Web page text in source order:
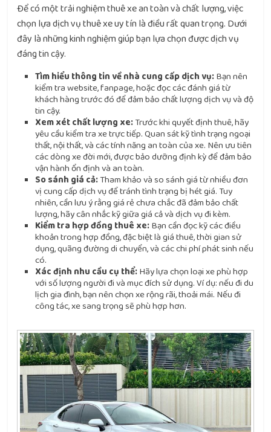
Để có một trải nghiệm thuê xe an toàn và chất lượng, việc
chọn lựa dịch vụ thuê xe uy tín là điều rất quan trọng. Dưới
đây là những kinh nghiệm giúp bạn lựa chọn được dịch vụ
đáng tin cậy.
Tìm hiểu thông tin về nhà cung cấp dịch vụ:Bạn nên
kiểm tra website, fanpage, hoặc đọc các đánh giá từ
khách hàng trước đó để đảm bảo chất lượng dịch vụ và độ
tin cậy.
Xem xét chất lượng xe:Trước khi quyết định thuê, hãy
yêu cầu kiểm tra xe trực tiếp. Quan sát kỹ tình trạng ngoại
thất, nội thất, và các tính năng an toàn của xe. Nên ưu tiên
các dòng xe đời mới, được bảo dưỡng định kỳ để đảm bảo
vận hành ổn định và an toàn.
So sánh giá cả:Tham khảo và so sánh giá từ nhiều đơn
vị cung cấp dịch vụ để tránh tình trạng bị hét giá. Tuy
nhiên, cần lưu ý rằng giá rẻ chưa chắc đã đảm bảo chất
lượng, hãy cân nhắc kỹ giữa giá cả và dịch vụ đi kèm.
Kiểm tra hợp đồng thuê xe:Bạn cần đọc kỹ các điều
khoản trong hợp đồng, đặc biệt là giá thuê, thời gian sử
dụng, quãng đường di chuyển, và các chi phí phát sinh nếu
có.
Xác định nhu cầu cụ thể:Hãy lựa chọn loại xe phù hợp
với số lượng người đi và mục đích sử dụng. Ví dụ: nếu đi du
lịch gia đình, bạn nên chọn xe rộng rãi, thoải mái. Nếu đi
công tác, xe sang trọng sẽ phù hợp hơn.